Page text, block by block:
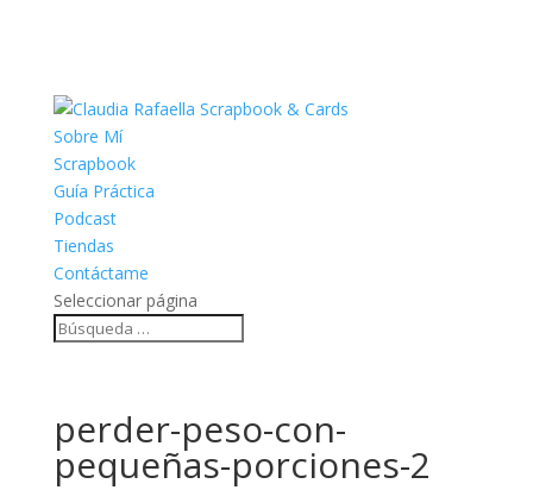
Sobre Mí
Scrapbook
Guía Práctica
Podcast
Tiendas
Contáctame
Seleccionar página
perder-peso-con-
pequeñas-porciones-2